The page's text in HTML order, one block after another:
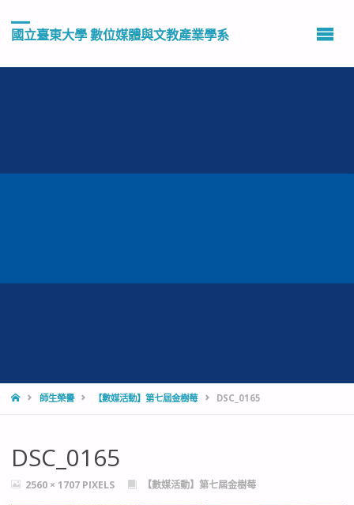
國立臺東大學 數位媒體與文教產業學系
HOME師生榮譽 【數媒活動】第七屆金樹莓 DSC_0165
DSC_0165
FULL2560 × 1707 PIXELS 【數媒活動】第七屆金樹莓